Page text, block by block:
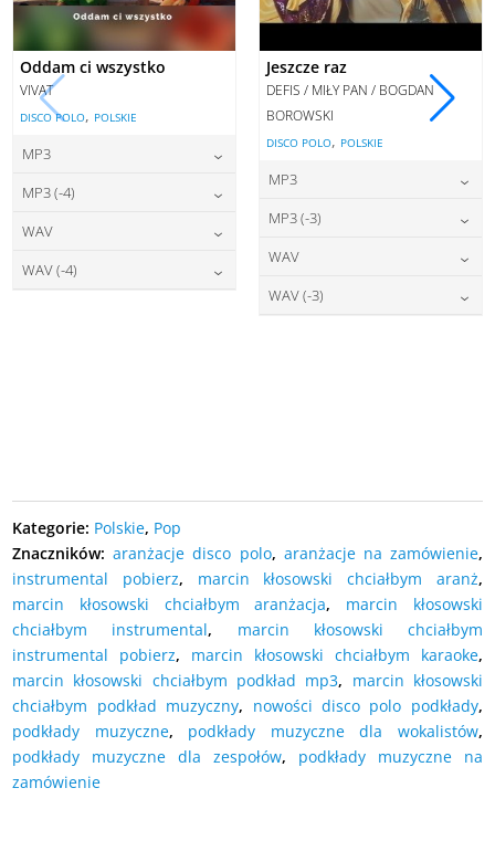
Oddam ci wszystko
VIVAT
DISCO POLO, POLSKIE
MP3
cena:
DODAJ DO KOSZYKA
MP3 (-4)
DODAJ DO KOSZYKA
WAV
cena:
WAV (-4)
Jeszcze raz
DEFIS / MIŁY PAN / BOGDAN
BOROWSKI
DISCO POLO, POLSKIE
MP3
cena:
DODAJ DO KOSZYKA
MP3 (-3)
DODAJ DO KOSZYKA
WAV
cena:
WAV (-3)
Kategorie: Polskie, Pop
Znaczników:aranżacje disco polo, aranżacje na zamówienie,
instrumental pobierz, marcin kłosowski chciałbym aranż,
marcin kłosowski chciałbym aranżacja, marcin kłosowski
chciałbym instrumental, marcin kłosowski chciałbym
instrumental pobierz, marcin kłosowski chciałbym karaoke,
marcin kłosowski chciałbym podkład mp3, marcin kłosowski
chciałbym podkład muzyczny, nowości disco polo podkłady,
podkłady muzyczne, podkłady muzyczne dla wokalistów,
podkłady muzyczne dla zespołów, podkłady muzyczne na
zamówienie